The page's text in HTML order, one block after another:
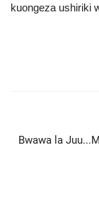
kuongeza ushiriki
Bwawa la